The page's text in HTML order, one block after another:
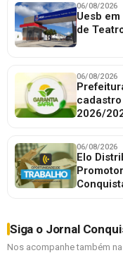
06/08/2026
Uesb
de
06/08/2026
2026/
06/08/2026
Elo
Siga o Jornal
Nos acompanhe também